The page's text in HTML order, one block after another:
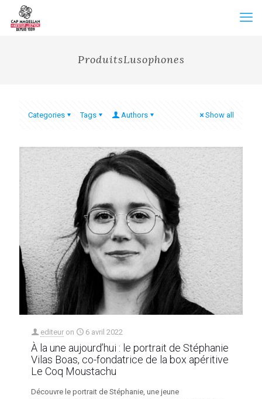
ProduitsLusophones
Categories Tags Authors Show all
editeur on 6 avril 2022
À la une aujourd’hui : le portrait de Stéphanie
Vilas Boas, co-fondatrice de la box apéritive
Le Coq Moustachu
Découvre le portrait de Stéphanie, une jeune